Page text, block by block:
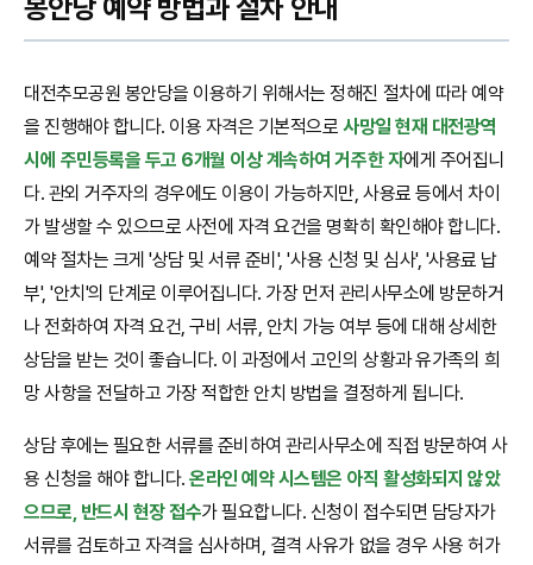
봉안당 예약 방법과 절차 안내
대전추모공원 봉안당을 이용하기 위해서는 정해진 절차에 따라 예약
을 진행해야 합니다. 이용 자격은 기본적으로사망일 현재 대전광역
시에 주민등록을 두고 6개월 이상 계속하여 거주한 자에게 주어집니
다. 관외 거주자의 경우에도 이용이 가능하지만, 사용료 등에서 차이
가 발생할 수 있으므로 사전에 자격 요건을 명확히 확인해야 합니다.
예약 절차는 크게 '상담 및 서류 준비', '사용 신청 및 심사', '사용료 납
부', '안치'의 단계로 이루어집니다. 가장 먼저 관리사무소에 방문하거
나 전화하여 자격 요건, 구비 서류, 안치 가능 여부 등에 대해 상세한
상담을 받는 것이 좋습니다. 이 과정에서 고인의 상황과 유가족의 희
망 사항을 전달하고 가장 적합한 안치 방법을 결정하게 됩니다.
상담 후에는 필요한 서류를 준비하여 관리사무소에 직접 방문하여 사
용 신청을 해야 합니다.온라인 예약 시스템은 아직 활성화되지 않았
으므로, 반드시 현장 접수가 필요합니다. 신청이 접수되면 담당자가
서류를 검토하고 자격을 심사하며, 결격 사유가 없을 경우 사용 허가